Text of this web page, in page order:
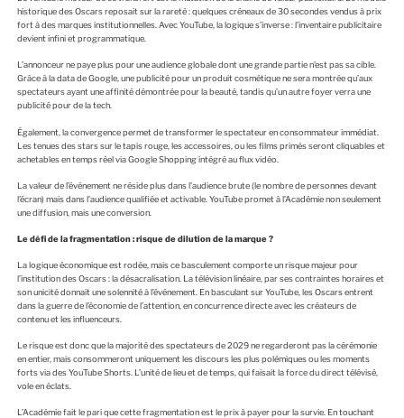
historique des Oscars reposait sur la rareté : quelques créneaux de 30 secondes vendus à prix
fort à des marques institutionnelles. Avec YouTube, la logique s’inverse : l’inventaire publicitaire
devient infini et programmatique.
L’annonceur ne paye plus pour une audience globale dont une grande partie n’est pas sa cible.
Grâce à la data de Google, une publicité pour un produit cosmétique ne sera montrée qu’aux
spectateurs ayant une affinité démontrée pour la beauté, tandis qu’un autre foyer verra une
publicité pour de la tech.
Également, la convergence permet de transformer le spectateur en consommateur immédiat.
Les tenues des stars sur le tapis rouge, les accessoires, ou les films primés seront cliquables et
achetables en temps réel via Google Shopping intégré au flux vidéo.
La valeur de l’événement ne réside plus dans l’audience brute (le nombre de personnes devant
l’écran) mais dans l’audience qualifiée et activable. YouTube promet à l’Académie non seulement
une diffusion, mais une conversion.
Le défi de la fragmentation : risque de dilution de la marque ?
La logique économique est rodée, mais ce basculement comporte un risque majeur pour
l’institution des Oscars : la désacralisation. La télévision linéaire, par ses contraintes horaires et
son unicité donnait une solennité à l’événement. En basculant sur YouTube, les Oscars entrent
dans la guerre de l’économie de l’attention, en concurrence directe avec les créateurs de
contenu et les influenceurs.
Le risque est donc que la majorité des spectateurs de 2029 ne regarderont pas la cérémonie
en entier, mais consommeront uniquement les discours les plus polémiques ou les moments
forts via des YouTube Shorts. L’unité de lieu et de temps, qui faisait la force du direct télévisé,
vole en éclats.
L’Académie fait le pari que cette fragmentation est le prix à payer pour la survie. En touchant